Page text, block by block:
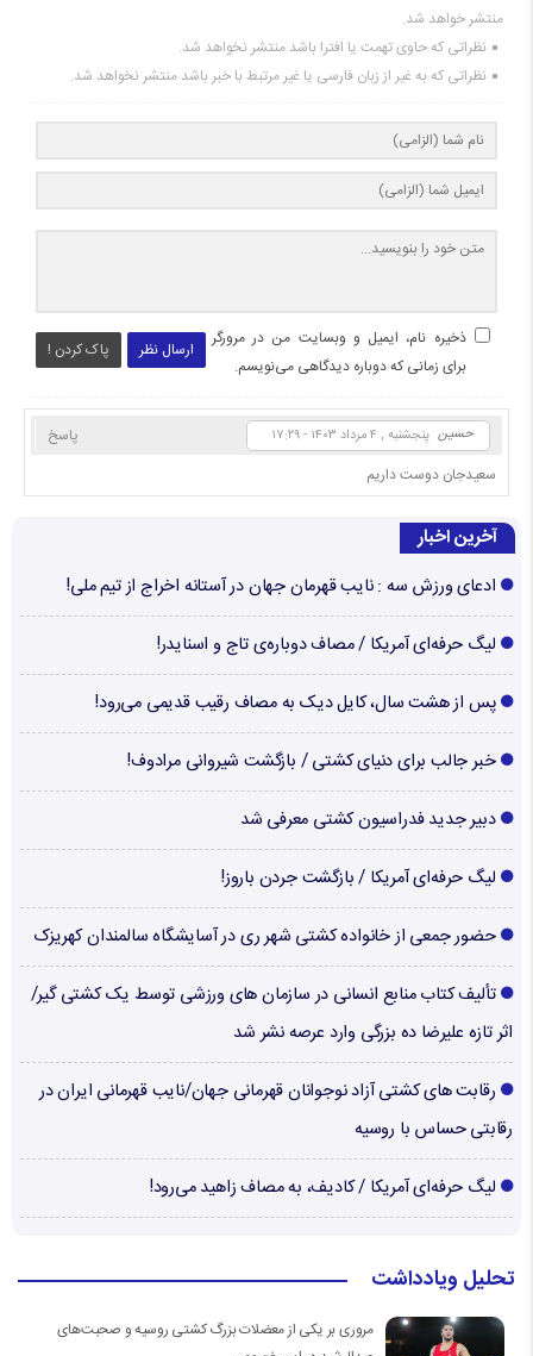
منتشر خواهد شد.
نظراتی که حاوی تهمت یا افترا باشد منتشر نخواهد شد.
نظراتی که به غیر از زبان فارسی یا غیر مرتبط با خبر باشد منتشر نخواهد شد.
ارسال نظر پاک کردن !
ذخیره نام، ایمیل و وبسایت من در مرورگر
برای زمانی که دوباره دیدگاهی می‌نویسم.
حسین پنجشنبه , ۴ مرداد ۱۴۰۳ - ۱۷:۲۹
پاسخ
سعیدجان دوست داریم
آخرین اخبار
ادعای ورزش سه : نایب قهرمان جهان در آستانه اخراج از تیم ملی!
لیگ حرفه‌ای آمریکا / مصاف دوباره‌ی تاج و اسنایدر!
پس از هشت سال، کایل دیک به مصاف رقیب قدیمی می‌رود!
خبر جالب برای دنیای کشتی / بازگشت شیروانی مرادوف!
دبیر جدید فدراسیون کشتی معرفی شد
لیگ حرفه‌ای آمریکا / بازگشت جردن باروز!
حضور جمعی از خانواده کشتی شهر ری در آسایشگاه سالمندان کهریزک
تألیف کتاب منابع انسانی در سازمان های ورزشی توسط یک کشتی گیر/
اثر تازه علیرضا ده بزرگی وارد عرصه نشر شد
رقابت های کشتی آزاد نوجوانان قهرمانی جهان/نایب قهرمانی ایران در
رقابتی حساس با روسیه
لیگ حرفه‌ای آمریکا / کادیف، به مصاف زاهید می‌رود!
تحلیل ویادداشت
مروری بر یکی از معضلات بزرگ کشتی روسیه و صحبت‌های